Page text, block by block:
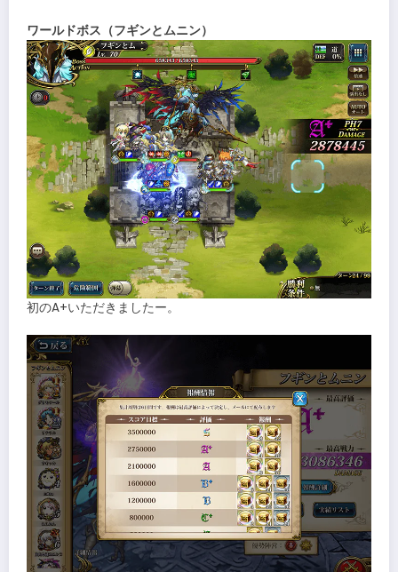
ワールドボス（フギンとムニン）
初のA+いただきましたー。